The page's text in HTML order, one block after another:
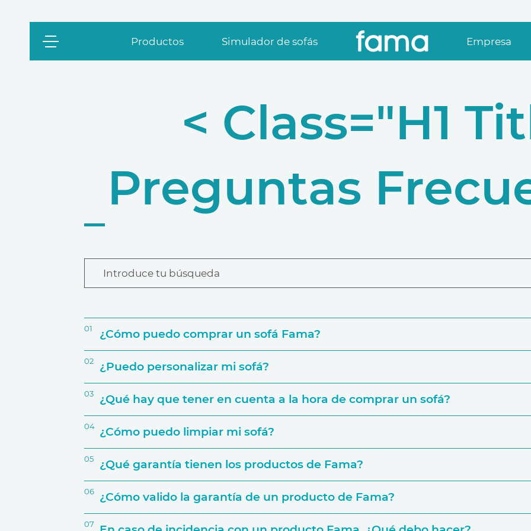
Productos Simulador de sofás Empresa
< Class="h1
Preguntas
Introduce tu búsqueda
01 ¿Cómo puedo comprar un sofá Fama?
02 ¿Puedo personalizar mi sofá?
03 ¿Qué hay que tener en cuenta a la hora de comprar un sofá?
El espacio que va a ocupar
04 ¿Cómo puedo limpiar mi sofá?
05 ¿Qué garantía tienen los productos de Fama?
06 ¿Cómo valido la garantía de un producto de Fama?
07